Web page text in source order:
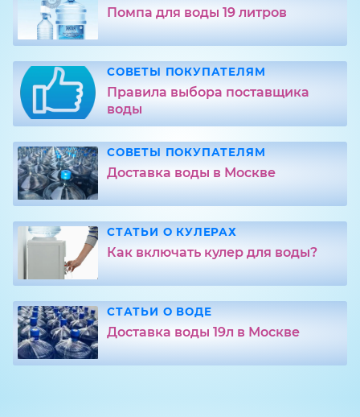
Помпа для воды 19 литров
СОВЕТЫ ПОКУПАТЕЛЯМ
Правила выбора поставщика
воды
СОВЕТЫ ПОКУПАТЕЛЯМ
Доставка воды в Москве
СТАТЬИ О КУЛЕРАХ
Как включать кулер для воды?
СТАТЬИ О ВОДЕ
Доставка воды 19л в Москве